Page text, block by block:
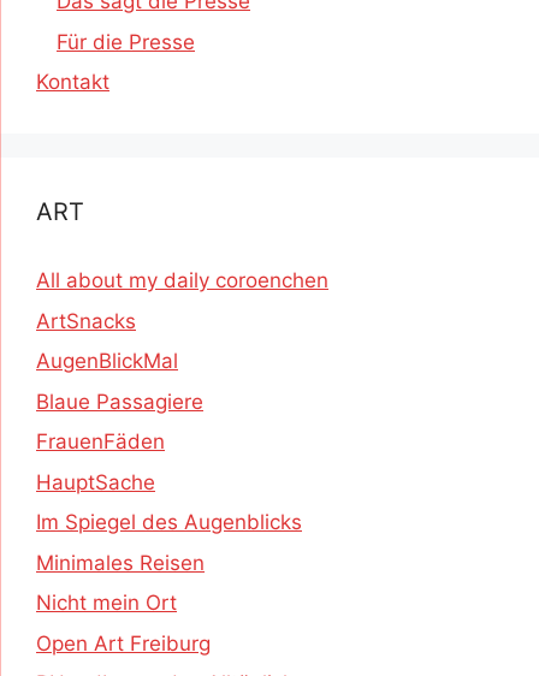
Für die Presse
Kontakt
ART
All about my daily coroenchen
ArtSnacks
AugenBlickMal
Blaue Passagiere
FrauenFäden
HauptSache
Im Spiegel des Augenblicks
Minimales Reisen
Nicht mein Ort
Open Art Freiburg